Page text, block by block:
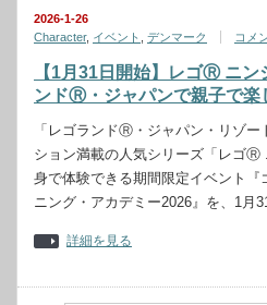
2026-1-26
Character, イベント デンマーク コメ
【1月31日開始】レゴⓇ ニン
ンドⓇ・ジャパンで親子で楽
「レゴランドⓇ・ジャパン・リゾー
ション満載の人気シリーズ「レゴⓇ
身で体験できる期間限定イベント『
ニング・アカデミー2026』を、1月
詳細を見る